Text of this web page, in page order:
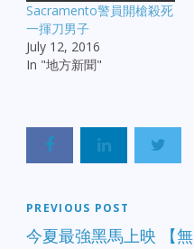
Sacramento警員開槍殺死
一揮刀男子
July 12, 2016
In "地方新聞"
PREVIOUS POST
今夏最強黑馬上映 【無